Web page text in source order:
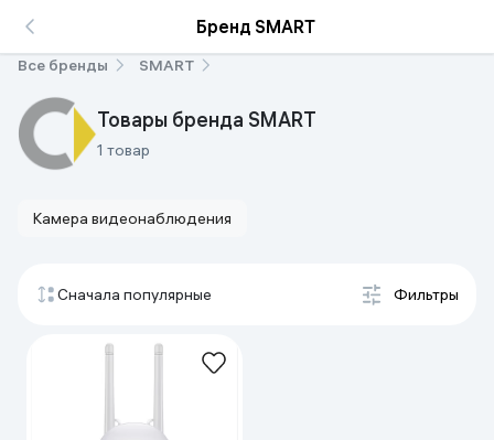
Бренд SMART
Все бренды SMART
Товары бренда SMART
1 товар
Камера видеонаблюдения
Сначала популярные Фильтры